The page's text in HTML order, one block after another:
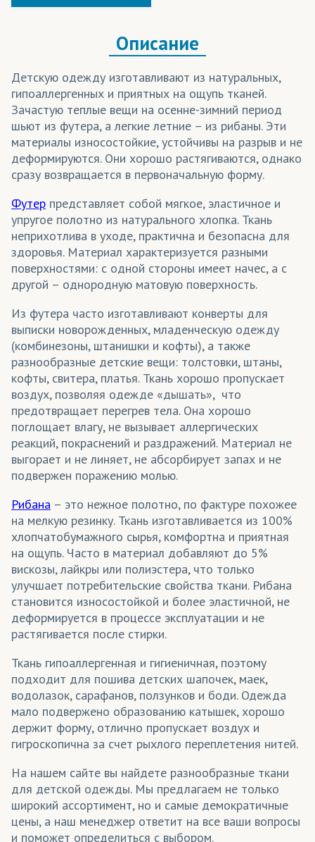
Перетяжки
Платки
Платья
Платья летние
Плащи
Пледы
Подарочные мешки
Подвязы для одежды
Подклады для одежды
Подушки декоративные
Поло
Портьеры
Постельное белье
Промоодежда
Свитшоты
Спортивные костюмы
Столовый текстиль (скатерти)
Сувениры
Сумки
Театральные декорации
Термобелье
Толстовки
Уличные конструкции
Флаги интерьерные
Флажки
Описание
Детскую одежду изготавливают из натуральных,
гипоаллергенных и приятных на ощупь тканей.
Зачастую теплые вещи на осенне-зимний период
шьют из футера, а легкие летние – из рибаны. Эти
материалы износостойкие, устойчивы на разрыв и не
деформируются. Они хорошо растягиваются, однако
сразу возвращается в первоначальную форму.
Футер представляет собой мягкое, эластичное и
упругое полотно из натурального хлопка. Ткань
неприхотлива в уходе, практична и безопасна для
здоровья. Материал характеризуется разными
поверхностями: с одной стороны имеет начес, а с
другой – однородную матовую поверхность.
Из футера часто изготавливают конверты для
выписки новорожденных, младенческую одежду
(комбинезоны, штанишки и кофты), а также
разнообразные детские вещи: толстовки, штаны,
кофты, свитера, платья. Ткань хорошо пропускает
воздух, позволяя одежде «дышать», что
предотвращает перегрев тела. Она хорошо
поглощает влагу, не вызывает аллергических
реакций, покраснений и раздражений. Материал не
выгорает и не линяет, не абсорбирует запах и не
подвержен поражению молью.
Рибана – это нежное полотно, по фактуре похожее
на мелкую резинку. Ткань изготавливается из 100%
хлопчатобумажного сырья, комфортна и приятная
на ощупь. Часто в материал добавляют до 5%
вискозы, лайкры или полиэстера, что только
улучшает потребительские свойства ткани. Рибана
становится износостойкой и более эластичной, не
деформируется в процессе эксплуатации и не
растягивается после стирки.
Ткань гипоаллергенная и гигиеничная, поэтому
подходит для пошива детских шапочек, маек,
водолазок, сарафанов, ползунков и боди. Одежда
мало подвержено образованию катышек, хорошо
держит форму, отлично пропускает воздух и
гигроскопична за счет рыхлого переплетения нитей.
На нашем сайте вы найдете разнообразные ткани
для детской одежды. Мы предлагаем не только
широкий ассортимент, но и самые демократичные
цены, а наш менеджер ответит на все ваши вопросы
и поможет определиться с выбором.